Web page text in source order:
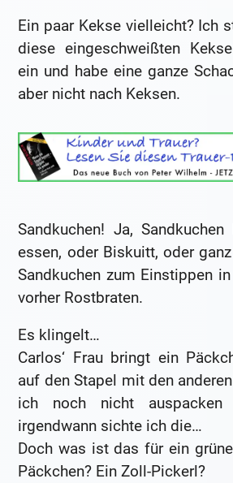
Ein paar Kekse vielleicht? Ich
diese eingeschweißten
ein und habe eine ganze
aber nicht nach Keksen.
Sandkuchen! Ja,
essen, oder Biskuitt, oder
Sandkuchen zum Einstippen
vorher Rostbraten.
Es klingelt…
Carlos‘ Frau bringt ein
auf den Stapel mit den
ich noch nicht auspacken
irgendwann sichte ich die…
Doch was ist das für ein
Päckchen? Ein Zoll-Pickerl?